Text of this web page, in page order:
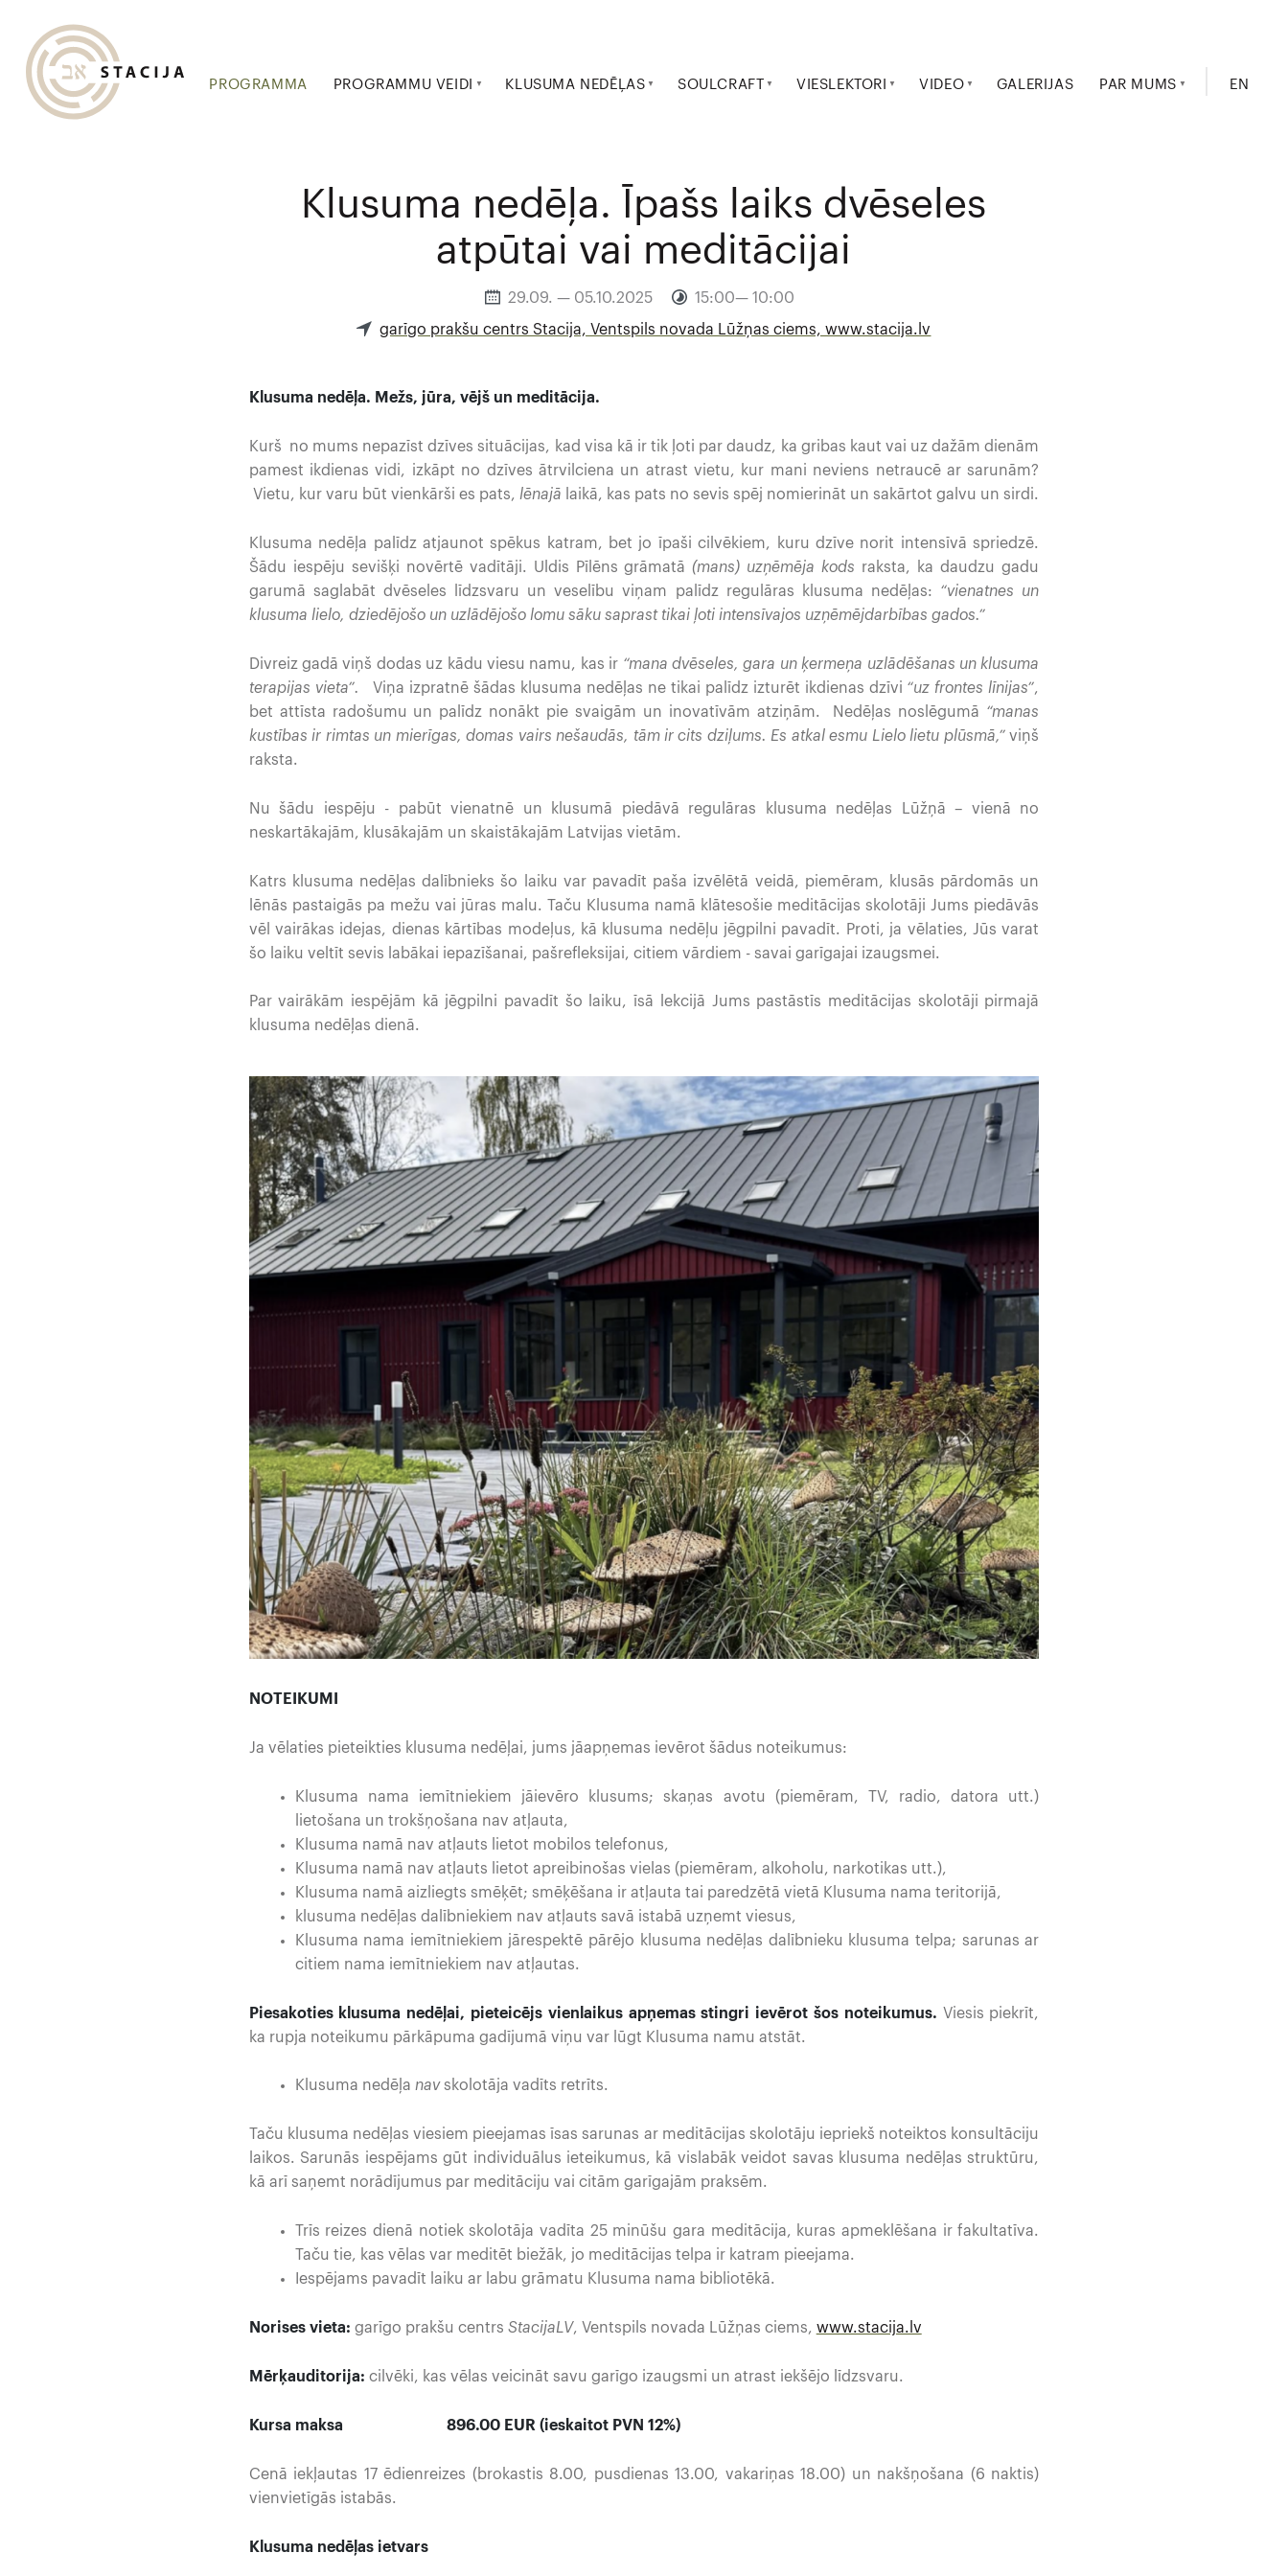
EN
PROGRAMMA PROGRAMMU VEIDI KLUSUMA NEDĒĻAS SOULCRAFT VIESLEKTORI VIDEO GALERIJAS PAR MUMS
Klusuma nedēļa. Īpašs laiks dvēseles
atpūtai vai meditācijai
29.09. — 05.10.2025 15:00— 10:00
garīgo prakšu centrs Stacija, Ventspils novada Lūžņas ciems, www.stacija.lv
Klusuma nedēļa. Mežs, jūra, vējš un meditācija.
Kurš no mums nepazīst dzīves situācijas, kad visa kā ir tik ļoti par daudz, ka gribas kaut vai uz dažām dienām
pamest ikdienas vidi, izkāpt no dzīves ātrvilciena un atrast vietu, kur mani neviens netraucē ar sarunām?
Vietu, kur varu būt vienkārši es pats, lēnajā laikā, kas pats no sevis spēj nomierināt un sakārtot galvu un sirdi.
Klusuma nedēļa palīdz atjaunot spēkus katram, bet jo īpaši cilvēkiem, kuru dzīve norit intensīvā spriedzē.
Šādu iespēju sevišķi novērtē vadītāji. Uldis Pīlēns grāmatā (mans) uzņēmēja kods raksta, ka daudzu gadu
garumā saglabāt dvēseles līdzsvaru un veselību viņam palīdz regulāras klusuma nedēļas:
“vienatnes un
klusuma lielo, dziedējošo un uzlādējošo lomu sāku saprast tikai ļoti intensīvajos uzņēmējdarbības gados.”
Divreiz gadā viņš dodas uz kādu viesu namu, kas ir “mana dvēseles, gara un ķermeņa uzlādēšanas un klusuma
terapijas vieta”.
Viņa izpratnē šādas klusuma nedēļas ne tikai palīdz izturēt ikdienas dzīvi “uz frontes līnijas”,
bet attīsta radošumu un palīdz nonākt pie svaigām un inovatīvām atziņām. Nedēļas noslēgumā “manas
kustības ir rimtas un mierīgas, domas vairs nešaudās, tām ir cits dziļums. Es atkal esmu Lielo lietu plūsmā,” viņš
raksta.
Nu šādu iespēju - pabūt vienatnē un klusumā piedāvā regulāras klusuma nedēļas Lūžņā – vienā no
neskartākajām, klusākajām un skaistākajām Latvijas vietām.
Katrs klusuma nedēļas dalībnieks šo laiku var pavadīt paša izvēlētā veidā, piemēram, klusās pārdomās un
lēnās pastaigās pa mežu vai jūras malu. Taču Klusuma namā klātesošie meditācijas skolotāji Jums piedāvās
vēl vairākas idejas, dienas kārtības modeļus, kā klusuma nedēļu jēgpilni pavadīt. Proti, ja vēlaties, Jūs varat
šo laiku veltīt sevis labākai iepazīšanai, pašrefleksijai, citiem vārdiem - savai garīgajai izaugsmei.
Par vairākām iespējām kā jēgpilni pavadīt šo laiku, īsā lekcijā Jums pastāstīs meditācijas skolotāji pirmajā
klusuma nedēļas dienā.
NOTEIKUMI
Ja vēlaties pieteikties klusuma nedēļai, jums jāapņemas ievērot šādus noteikumus:
Klusuma nama iemītniekiem jāievēro klusums; skaņas avotu (piemēram, TV, radio, datora utt.)
lietošana un trokšņošana nav atļauta,
Klusuma namā nav atļauts lietot mobilos telefonus,
Klusuma namā nav atļauts lietot apreibinošas vielas (piemēram, alkoholu, narkotikas utt.),
Klusuma namā aizliegts smēķēt; smēķēšana ir atļauta tai paredzētā vietā Klusuma nama teritorijā,
klusuma nedēļas dalībniekiem nav atļauts savā istabā uzņemt viesus,
Klusuma nama iemītniekiem jārespektē pārējo klusuma nedēļas dalībnieku klusuma telpa; sarunas ar
citiem nama iemītniekiem nav atļautas.
Piesakoties klusuma nedēļai, pieteicējs vienlaikus apņemas stingri ievērot šos noteikumus. Viesis piekrīt,
ka rupja noteikumu pārkāpuma gadījumā viņu var lūgt Klusuma namu atstāt.
Klusuma nedēļa navskolotāja vadīts retrīts.
Taču klusuma nedēļas viesiem pieejamas īsas sarunas ar meditācijas skolotāju iepriekš noteiktos konsultāciju
laikos. Sarunās iespējams gūt individuālus ieteikumus, kā vislabāk veidot savas klusuma nedēļas struktūru,
kā arī saņemt norādījumus par meditāciju vai citām garīgajām praksēm.
Trīs reizes dienā notiek skolotāja vadīta 25 minūšu gara meditācija, kuras apmeklēšana ir fakultatīva.
Taču tie, kas vēlas var meditēt biežāk, jo meditācijas telpa ir katram pieejama.
Iespējams pavadīt laiku ar labu grāmatu Klusuma nama bibliotēkā.
Norises vieta: garīgo prakšu centrs StacijaLV, Ventspils novada Lūžņas ciems, www.stacija.lv
Mērķauditorija: cilvēki, kas vēlas veicināt savu garīgo izaugsmi un atrast iekšējo līdzsvaru.
Kursa maksa 896.00 EUR (ieskaitot PVN 12%)
Cenā iekļautas 17 ēdienreizes (brokastis 8.00, pusdienas 13.00, vakariņas 18.00) un nakšņošana (6 naktis)
vienvietīgās istabās.
Klusuma nedēļas ietvars